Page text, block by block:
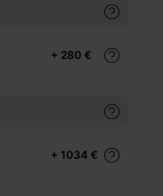
+ 280 €
+ 1034 €